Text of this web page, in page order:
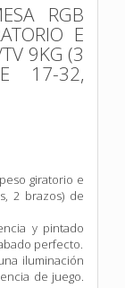
RGB
E
9KG (3
17-32,
giratorio e
2 brazos) de
y pintado
perfecto.
iluminación
de juego.